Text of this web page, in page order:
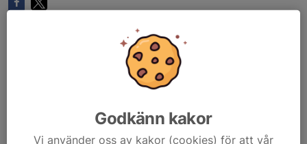
Godkänn kakor
Vi använder oss av kakor (cookies) för att vår